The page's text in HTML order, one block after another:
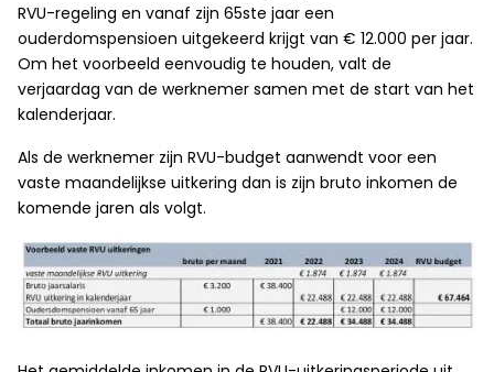
RVU-regeling en vanaf zijn 65ste jaar een
ouderdomspensioen uitgekeerd krijgt van € 12.000 per jaar.
Om het voorbeeld eenvoudig te houden, valt de
verjaardag van de werknemer samen met de start van het
kalenderjaar.
Als de werknemer zijn RVU-budget aanwendt voor een
vaste maandelijkse uitkering dan is zijn bruto inkomen de
komende jaren als volgt.